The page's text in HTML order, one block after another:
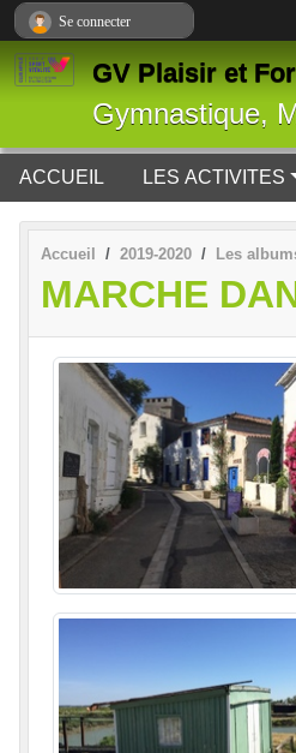
GV Plaisir et
Gymnastique,
ACCUEIL LES ACTIVITES
Accueil 2019-2020 Les
MARCHE
Se connecter
Panneau de gestion des cookies